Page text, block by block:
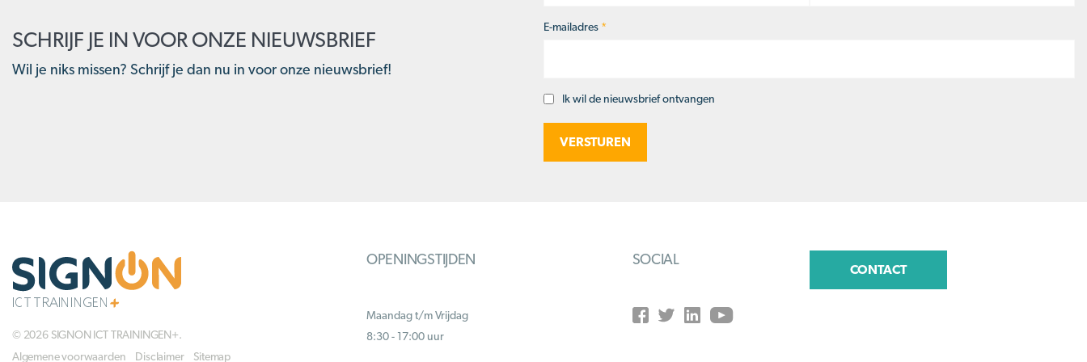
SCHRIJF JE IN VOOR ONZE NIEUWSBRIEF
Wil je niks missen? Schrijf je dan nu in voor onze nieuwsbrief!
E-mailadres *
Opt-Ik wil de nieuwsbrief ontvangen
© 2026 SIGNON ICT TRAININGEN+.
Algemene voorwaarden
Disclaimer Sitemap
OPENINGSTIJDEN
Maandag t/m Vrijdag
8:30 - 17:00 uur
SOCIAL
CONTACT